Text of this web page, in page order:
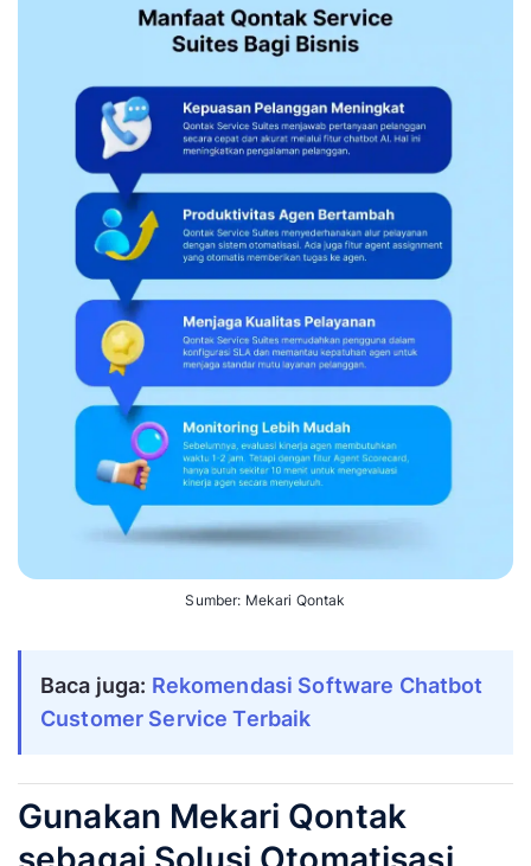
Sumber: Mekari Qontak
Baca juga: Rekomendasi Software Chatbot
Customer Service Terbaik
Gunakan Mekari Qontak